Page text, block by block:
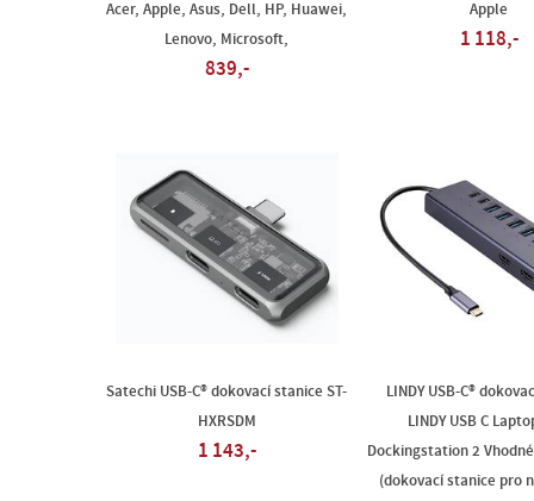
Acer, Apple, Asus, Dell, HP, Huawei,
Lenovo, Microsoft,
839,-
Apple
1 118,-
Satechi USB-C® dokovací stanice ST-
HXRSDM
1 143,-
LINDY USB-C®
LINDY USB C
Dockingstation 2
(dokovací stanice pro